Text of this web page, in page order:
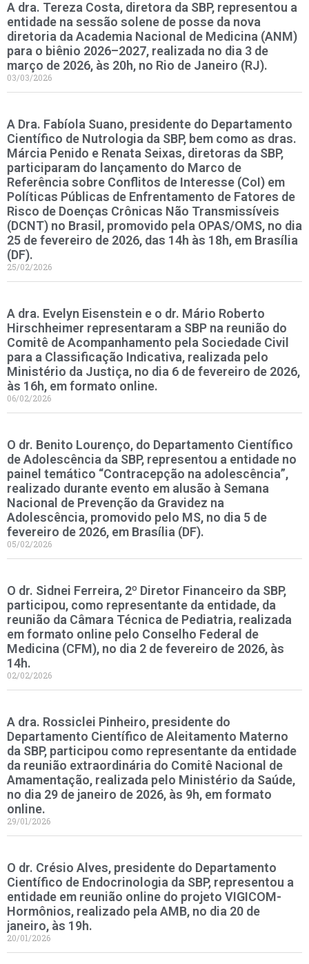
A dra. Tereza Costa, diretora da SBP, representou a
entidade na sessão solene de posse da nova
diretoria da Academia Nacional de Medicina (ANM)
para o biênio 2026–2027, realizada no dia 3 de
março de 2026, às 20h, no Rio de Janeiro (RJ).
03/03/2026
A Dra. Fabíola Suano, presidente do Departamento
Científico de Nutrologia da SBP, bem como as dras.
Márcia Penido e Renata Seixas, diretoras da SBP,
participaram do lançamento do Marco de
Referência sobre Conflitos de Interesse (CoI) em
Políticas Públicas de Enfrentamento de Fatores de
Risco de Doenças Crônicas Não Transmissíveis
(DCNT) no Brasil, promovido pela OPAS/OMS, no dia
25 de fevereiro de 2026, das 14h às 18h, em Brasília
(DF).
25/02/2026
A dra. Evelyn Eisenstein e o dr. Mário Roberto
Hirschheimer representaram a SBP na reunião do
Comitê de Acompanhamento pela Sociedade Civil
para a Classificação Indicativa, realizada pelo
Ministério da Justiça, no dia 6 de fevereiro de 2026,
às 16h, em formato online.
06/02/2026
O dr. Benito Lourenço, do Departamento Científico
de Adolescência da SBP, representou a entidade no
painel temático “Contracepção na adolescência”,
realizado durante evento em alusão à Semana
Nacional de Prevenção da Gravidez na
Adolescência, promovido pelo MS, no dia 5 de
fevereiro de 2026, em Brasília (DF).
05/02/2026
O dr. Sidnei Ferreira, 2º Diretor Financeiro da SBP,
participou, como representante da entidade, da
reunião da Câmara Técnica de Pediatria, realizada
em formato online pelo Conselho Federal de
Medicina (CFM), no dia 2 de fevereiro de 2026, às
14h.
02/02/2026
A dra. Rossiclei Pinheiro, presidente do
Departamento Científico de Aleitamento Materno
da SBP, participou como representante da entidade
da reunião extraordinária do Comitê Nacional de
Amamentação, realizada pelo Ministério da Saúde,
no dia 29 de janeiro de 2026, às 9h, em formato
online.
29/01/2026
O dr. Crésio Alves, presidente do Departamento
Científico de Endocrinologia da SBP, representou a
entidade em reunião online do projeto VIGICOM-
Hormônios, realizado pela AMB, no dia 20 de
janeiro, às 19h.
20/01/2026